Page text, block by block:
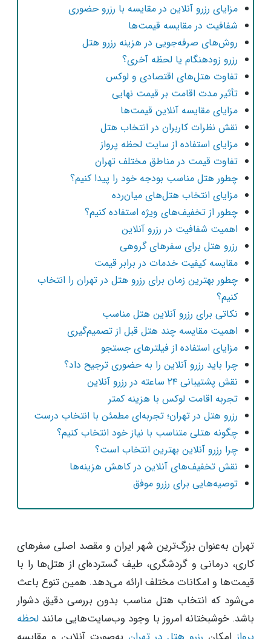
مزایای رزرو آنلاین در مقایسه با رزرو حضوری
شفافیت در مقایسه قیمت‌ها
روش‌های صرفه‌جویی در هزینه رزرو هتل
رزرو زودهنگام یا لحظه آخری؟
تفاوت هتل‌های اقتصادی و لوکس
تأثیر مدت اقامت بر قیمت نهایی
مزایای مقایسه آنلاین قیمت‌ها
نقش نظرات کاربران در انتخاب هتل
مزایای استفاده از سایت لحظه پرواز
تفاوت قیمت در مناطق مختلف تهران
چطور هتل مناسب بودجه خود را پیدا کنیم؟
مزایای انتخاب هتل‌های میان‌رده
چطور از تخفیف‌های ویژه استفاده کنیم؟
اهمیت شفافیت در رزرو آنلاین
رزرو هتل برای سفرهای گروهی
مقایسه کیفیت خدمات در برابر قیمت
چطور بهترین زمان برای رزرو هتل در تهران را انتخاب
کنیم؟
نکاتی برای رزرو آنلاین هتل مناسب
اهمیت مقایسه چند هتل قبل از تصمیم‌گیری
مزایای استفاده از فیلترهای جستجو
چرا باید رزرو آنلاین را به حضوری ترجیح داد؟
نقش پشتیبانی ۲۴ ساعته در رزرو آنلاین
تجربه اقامت لوکس با هزینه کمتر
رزرو هتل در تهران؛ تجربه‌ای مطمئن با انتخاب درست
چگونه هتلی متناسب با نیاز خود انتخاب کنیم؟
چرا رزرو آنلاین بهترین انتخاب است؟
نقش تخفیف‌های آنلاین در کاهش هزینه‌ها
توصیه‌هایی برای رزرو موفق
تهران به‌عنوان بزرگ‌ترین شهر ایران و مقصد اصلی سفرهای
کاری، درمانی و گردشگری، طیف گسترده‌ای از هتل‌ها را با
قیمت‌ها و امکانات مختلف ارائه می‌دهد. همین تنوع باعث
می‌شود که انتخاب هتل مناسب بدون بررسی دقیق دشوار
باشد. خوشبختانه امروز با وجود وب‌سایت‌هایی مانندلحظه